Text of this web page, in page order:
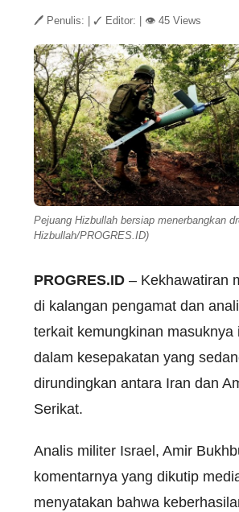
🖊 Penulis: ✓ Editor: 👁 45 Views
Pejuang Hizbullah bersiap menerbangkan
Hizbullah/PROGRES.ID)
PROGRES.ID – Kekhawatiran
di kalangan pengamat dan
terkait kemungkinan masuknya
dalam kesepakatan yang
dirundingkan antara Iran dan
Serikat.
Analis militer Israel, Amir
komentarnya yang dikutip
menyatakan bahwa